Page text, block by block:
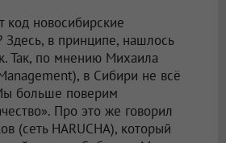
код новосибирские
Здесь, в принципе, нашлось
Так, по мнению Михаила
в Сибири не всё
больше поверим
Про это же говорил
(сеть HARUCHA), который